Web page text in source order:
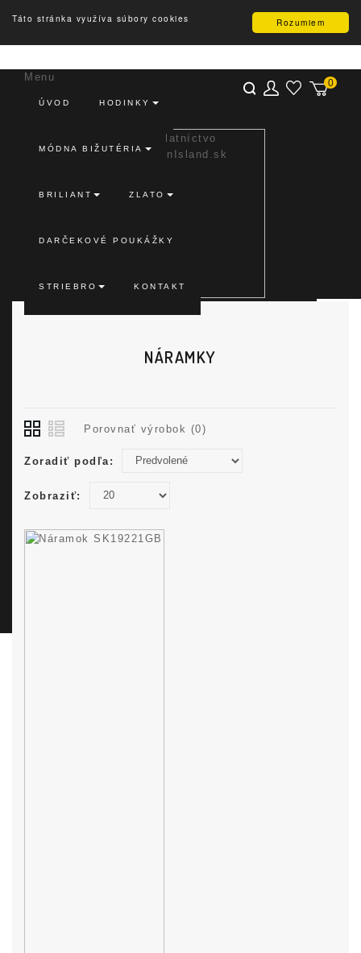
Rozumiem
Táto stránka využíva súbory cookies
0
Menu
ÚVOD HODINKY
MÓDNA BIŽUTÉRIA
BRILIANT ZLATO
DARČEKOVÉ POUKÁŽKY
STRIEBRO KONTAKT
NÁRAMKY
Porovnať výrobok (0)
Zoradiť podľa:
Zobraziť: